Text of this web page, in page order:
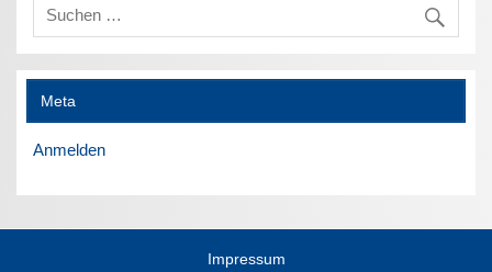
Meta
Anmelden
Impressum